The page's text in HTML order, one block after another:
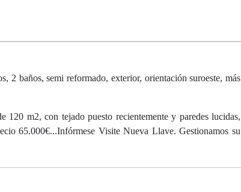
2 baños, semi reformado, exterior, orientación suroeste, más
m2, con tejado puesto recientemente y paredes lucidas,
65.000€...Infórmese Visite Nueva Llave. Gestionamos su